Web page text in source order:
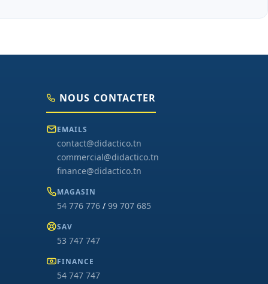
NOUS CONTACTER
EMAILS
contact@didactico.tn
commercial@didactico.tn
finance@didactico.tn
MAGASIN
54 776 776/ 99 707 685
SAV
53 747 747
FINANCE
54 747 747